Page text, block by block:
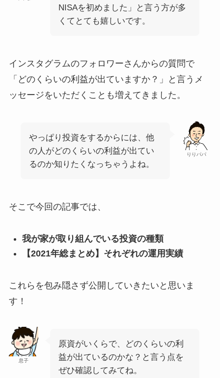
NISAを初めました」と言う方が多
くてとても嬉しいです。
インスタグラムのフォロワーさんからの質問で
「どのくらいの利益が出ていますか？」と言うメ
ッセージをいただくことも増えてきました。
りりパパ
やっぱり投資をするからには、他
の人がどのくらいの利益が出てい
るのか知りたくなっちゃうよね。
そこで今回の記事では、
我が家が取り組んでいる投資の種類
【2021年総まとめ】それぞれの運用実績
これらを包み隠さず公開していきたいと思いま
す！
息子
原資がいくらで、どのくらいの利
益が出ているのかな？と言う点を
ぜひ確認してみてね。